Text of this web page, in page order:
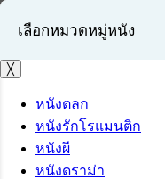
เข้าสู่ระบบ
สมัครสมาชิก
เลือกหมวดหมู่หนัง
╳
หนังตลก
หนังรักโรแมนติก
หนังผี
หนังดราม่า